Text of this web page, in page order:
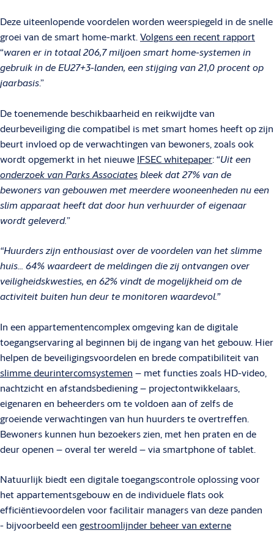
Deze uiteenlopende voordelen worden weerspiegeld in de snelle
groei van de smart home-markt.Volgens een recent rapport
“waren er in totaal 206,7 miljoen smart home-systemen in
gebruik in de EU27+3-landen, een stijging van 21,0 procent op
jaarbasis.”
De toenemende beschikbaarheid en reikwijdte van
deurbeveiliging die compatibel is met smart homes heeft op zijn
beurt invloed op de verwachtingen van bewoners, zoals ook
wordt opgemerkt in het nieuwe IFSEC whitepaper: “Uit een
onderzoek van Parks Associatesbleek dat 27% van de
bewoners van gebouwen met meerdere wooneenheden nu een
slim apparaat heeft dat door hun verhuurder of eigenaar
wordt geleverd.”
“Huurders zijn enthousiast over de voordelen van het slimme
huis... 64% waardeert de meldingen die zij ontvangen over
veiligheidskwesties, en 62% vindt de mogelijkheid om de
activiteit buiten hun deur te monitoren waardevol.”
In een appartementencomplex omgeving kan de digitale
toegangservaring al beginnen bij de ingang van het gebouw. Hier
helpen de beveiligingsvoordelen en brede compatibiliteit van
slimme deurintercomsystemen – met functies zoals HD-video,
nachtzicht en afstandsbediening – projectontwikkelaars,
eigenaren en beheerders om te voldoen aan of zelfs de
groeiende verwachtingen van hun huurders te overtreffen.
Bewoners kunnen hun bezoekers zien, met hen praten en de
deur openen – overal ter wereld – via smartphone of tablet.
Natuurlijk biedt een digitale toegangscontrole oplossing voor
het appartementsgebouw en de individuele flats ook
efficiëntievoordelen voor facilitair managers van deze panden
- bijvoorbeeld een gestroomlijnder beheer van externe